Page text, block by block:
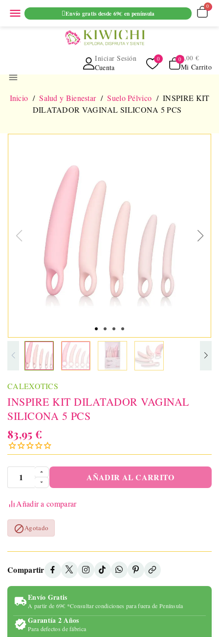
ENVIO GRATUITO EN PEDIDOS SUPERIORES A 69€ EN
PENINSULA
Cuenta
Iniciar Sesión
Mi Carrito
0,00 €
menu
Inicio Salud y Bienestar Suelo Pélvico
INSPIRE KIT
DILATADOR VAGINAL SILICONA 5 PCS
CALEXOTICS
INSPIRE KIT DILATADOR VAGINAL
SILICONA 5 PCS
83,95 €
AÑADIR AL CARRITO
Añadir a comparar
Agotado
Compartir
Envío Gratis
A partir de 69€ *Consultar condiciones para fuera de Península
Garantía 2 Años
Para defectos de fábrica
menu Envío gratis desde 69€ en península